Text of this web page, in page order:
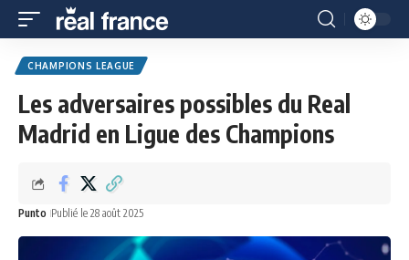
CHAMPIONS LEAGUE
Les adversaires possibles du Real
Madrid en Ligue des Champions
Punto Publié le 28 août 2025